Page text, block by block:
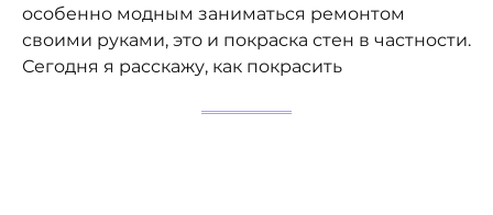
особенно модным заниматься ремонтом
своими руками, это и покраска стен в частности.
Сегодня я расскажу, как покрасить